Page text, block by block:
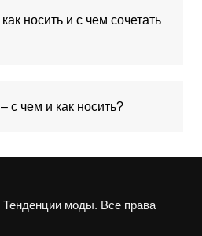
носить и с чем сочетать
с чем и как носить?
Тенденции моды. Все права